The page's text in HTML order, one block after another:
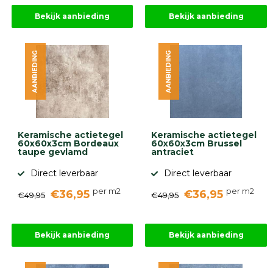
Halfverharding
Afwatering
diversen
Beplantings
betonelementen
Overig
Kunstgras
Compleet
tuinproject
Onlinebestrating.nl
9.1
Bekijk aanbieding Bekijk aanbieding
Keramische actietegel
60x60x3cm Bordeaux
taupe gevlamd
Direct leverbaar
€49,95 €36,95 per m2
AANBIEDING
Bekijk aanbieding
Keramische actietegel
60x60x3cm Brussel
antraciet
Direct leverbaar
€49,95 €36,95 per m2
AANBIEDING
Bekijk aanbieding